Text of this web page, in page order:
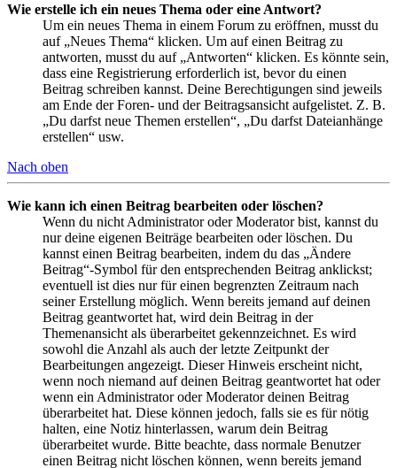
Wie erstelle ich ein neues Thema oder eine Antwort?
Um ein neues Thema in einem Forum zu eröffnen, musst du
auf „Neues Thema“ klicken. Um auf einen Beitrag zu
antworten, musst du auf „Antworten“ klicken. Es könnte sein,
dass eine Registrierung erforderlich ist, bevor du einen
Beitrag schreiben kannst. Deine Berechtigungen sind jeweils
am Ende der Foren- und der Beitragsansicht aufgelistet. Z. B.
„Du darfst neue Themen erstellen“, „Du darfst Dateianhänge
erstellen“ usw.
Nach oben
Wie kann ich einen Beitrag bearbeiten oder löschen?
Wenn du nicht Administrator oder Moderator bist, kannst du
nur deine eigenen Beiträge bearbeiten oder löschen. Du
kannst einen Beitrag bearbeiten, indem du das „Ändere
Beitrag“-Symbol für den entsprechenden Beitrag anklickst;
eventuell ist dies nur für einen begrenzten Zeitraum nach
seiner Erstellung möglich. Wenn bereits jemand auf deinen
Beitrag geantwortet hat, wird dein Beitrag in der
Themenansicht als überarbeitet gekennzeichnet. Es wird
sowohl die Anzahl als auch der letzte Zeitpunkt der
Bearbeitungen angezeigt. Dieser Hinweis erscheint nicht,
wenn noch niemand auf deinen Beitrag geantwortet hat oder
wenn ein Administrator oder Moderator deinen Beitrag
überarbeitet hat. Diese können jedoch, falls sie es für nötig
halten, eine Notiz hinterlassen, warum dein Beitrag
überarbeitet wurde. Bitte beachte, dass normale Benutzer
einen Beitrag nicht löschen können, wenn bereits jemand